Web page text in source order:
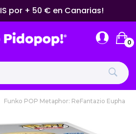
por + 50 € en Canarias!
0
Funko POP Metaphor: ReFantazio Eupha